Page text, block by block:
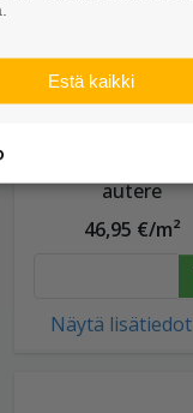
autere
46,95 €/m²
Näytä lisätiedot
Estä kaikki